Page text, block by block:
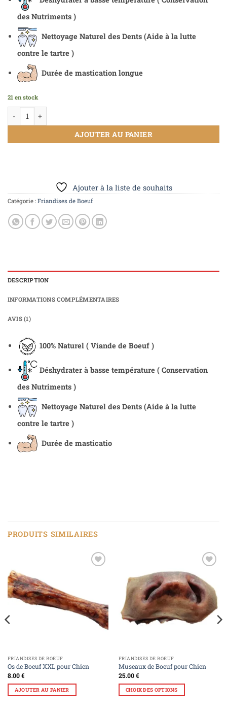
des Nutriments )
Nettoyage Naturel des Dents (Aide à la lutte
contre le tartre )
Durée de mastication longue
21 en stock
AJOUTER AU PANIER
Ajouter à la liste de souhaits
Catégorie : Friandises de Boeuf
DESCRIPTION
INFORMATIONS COMPLÉMENTAIRES
AVIS (1)
100% Naturel ( Viande de Boeuf )
Déshydrater à basse température ( Conservation
des Nutriments )
Nettoyage Naturel des Dents (Aide à la lutte
contre le tartre )
Durée de masticatio
PRODUITS SIMILAIRES
FRIANDISES DE BOEUF
Os de Boeuf XXL pour Chien
8.00€
AJOUTER AU PANIER
à la liste
de
souhaits
FRIANDISES DE BOEUF
Museaux de Boeuf pour Chien
25.00€
CHOIX DES OPTIONS